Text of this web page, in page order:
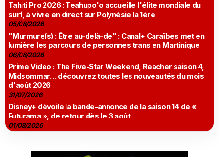
Tahiti Pro 2026 : Teahupo'o accueille l'élite mondiale du
surf, à vivre en direct sur Polynésie la 1ère
05/08/2026
"Murmure(s) : Être au-delà-de" : Canal+ Caraïbes met en
lumière les parcours de personnes trans en Martinique
06/08/2026
Prime Video : The Five-Star Weekend, Reacher saison 4,
Midsommar… découvrez toutes les nouveautés du mois
d'août 2026
31/07/2026
Disney+ dévoile la bande-annonce de la saison 14 de «
Futurama », de retour dès le 3 août
01/08/2026